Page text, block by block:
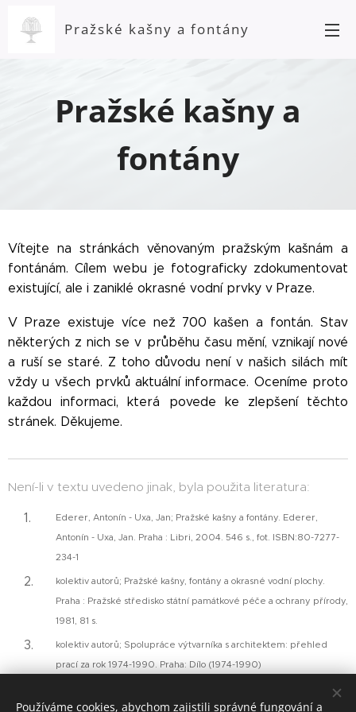
Pražské kašny a fontány
Pražské kašny a
fontány
Vítejte na stránkách věnovaným pražským kašnám a
fontánám. Cílem webu je fotograficky zdokumentovat
existující, ale i zaniklé okrasné vodní prvky v Praze.
V Praze existuje více než 700 kašen a fontán. Stav
některých z nich se v průběhu času mění, vznikají nové
a ruší se staré. Z toho důvodu není v našich silách mít
vždy u všech prvků aktuální informace. Oceníme proto
každou informaci, která povede ke zlepšení těchto
stránek. Děkujeme.
Není-li v textu uvedeno jinak, byla použita literatura:
Ederer, Antonín - Uxa, Jan; Pražské kašny a fontány. Ederer,
Antonín - Uxa, Jan. Praha : Libri, 2004. 546 s., fot. ISBN:80-7277-
234-1
kolektiv autorů; Pražské kašny, fontány a okrasné vodní plochy.
Praha : Pražské středisko státní památkové péče a ochrany přírody,
1981, 81 s.
kolektiv autorů; Spolupráce výtvarníka s architektem: přehled
prací za rok 1974-1990. Praha: Dílo (1974-1990)
Používáme cookies, abychom zajistili správné fungování a